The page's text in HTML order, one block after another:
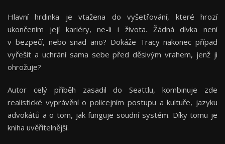
Hlavní hrdinka je vtažena do vyšetřování, které hrozí
ukončením její kariéry, ne-li i života. Žádná dívka není
v bezpečí, nebo snad ano? Dokáže Tracy nakonec případ
vyřešit a uchrání sama sebe před děsivým vrahem, jenž ji
ohrožuje?
Autor celý příběh zasadil do Seattlu, kombinuje zde
realistické vyprávění o policejním postupu a kultuře, jazyku
advokátů a o tom, jak funguje soudní systém. Díky tomu je
kniha uvěřitelnější.